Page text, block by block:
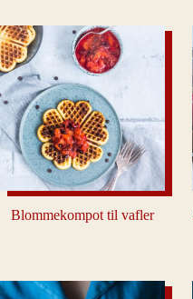
Blommekompot til vafler